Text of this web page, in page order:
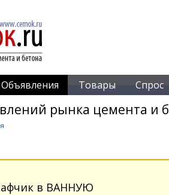
Объявления Товары Спрос
рынка цемента и
в ВАННУЮ